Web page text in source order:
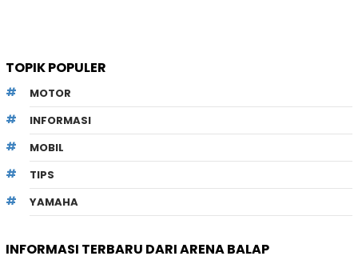
TOPIK POPULER
MOTOR
INFORMASI
MOBIL
TIPS
YAMAHA
INFORMASI TERBARU DARI ARENA BALAP